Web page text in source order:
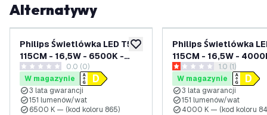
Alternatywy
dodaj do listy życzeń
Philips Świetlówka LED T5
115CM - 16,5W - 6500K -
151lm/W - Wysoka
Wydajność
0 Gwiazdki oceny
0.0 (0)
W magazynie
3 lata gwarancji
151 lumenów/wat
6500 K — (kod koloru 865)
Philips Świetlówka
115CM - 16,5W -
151lm/W - Wysoka
Wydajność
otwórz panel
1 Gwiazdki oceny
1.0 (1)
W magazynie
3 lata gwarancji
151 lumenów/wat
4000 K — (kod koloru